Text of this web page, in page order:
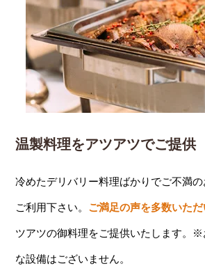
温製料理をアツアツでご提供
冷めたデリバリー料理ばかりでご不満
ご利用下さい。 ご満足の声を多数いただ
ツアツの御料理をご提供いたします。
な設備はございません。